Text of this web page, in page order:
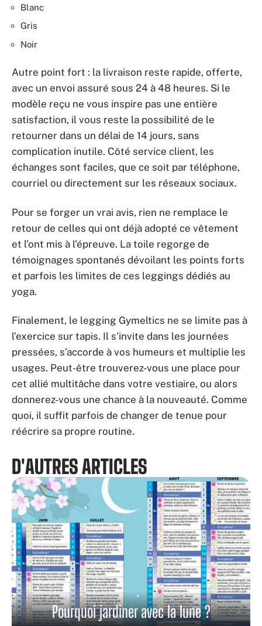
Blanc
Gris
Noir
Autre point fort : la livraison reste rapide, offerte,
avec un envoi assuré sous 24 à 48 heures. Si le
modèle reçu ne vous inspire pas une entière
satisfaction, il vous reste la possibilité de le
retourner dans un délai de 14 jours, sans
complication inutile. Côté service client, les
échanges sont faciles, que ce soit par téléphone,
courriel ou directement sur les réseaux sociaux.
Pour se forger un vrai avis, rien ne remplace le
retour de celles qui ont déjà adopté ce vêtement
et l’ont mis à l’épreuve. La toile regorge de
témoignages spontanés dévoilant les points forts
et parfois les limites de ces leggings dédiés au
yoga.
Finalement, le legging Gymeltics ne se limite pas à
l’exercice sur tapis. Il s’invite dans les journées
pressées, s’accorde à vos humeurs et multiplie les
usages. Peut-être trouverez-vous une place pour
cet allié multitâche dans votre vestiaire, ou alors
donnerez-vous une chance à la nouveauté. Comme
quoi, il suffit parfois de changer de tenue pour
réécrire sa propre routine.
D'AUTRES ARTICLES
Pourquoi jardiner avec la lune ?